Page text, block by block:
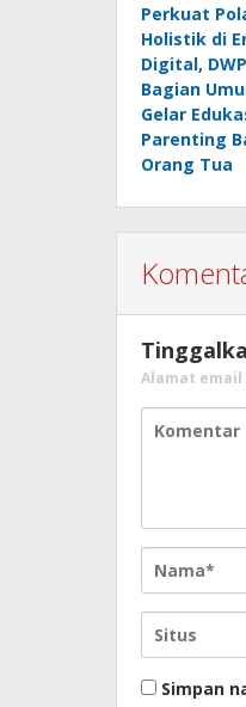
Perkuat
Holistik di
Digital, DWP
Bagian
Gelar
Parenting
Orang Tua
Alamat
Simpan